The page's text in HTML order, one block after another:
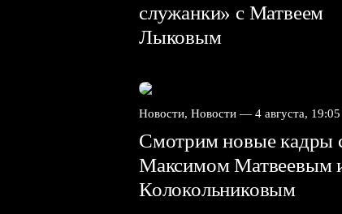
служанки» с Матвеем
Лыковым
Новости, Новости — 4 августа, 19:05
Смотрим новые кадры
Максимом Матвеевым
Колокольниковым